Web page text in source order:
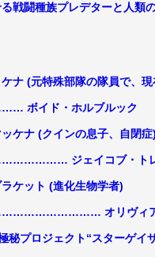
戦闘種族プレデターと人類
ナ (元特殊部隊の隊員で、
イド・ホルブルック
ケナ (クインの息子、自閉症)
ジェイコブ・トレ
ケット (進化生物学者)
オリヴィア
秘プロジェクト“スターゲイ